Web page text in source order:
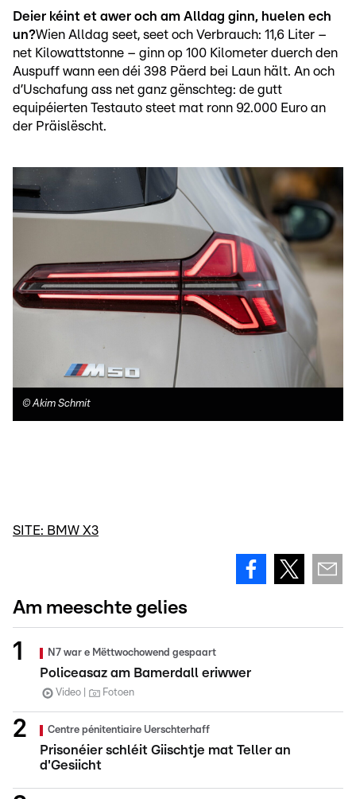
Deier kéint et awer och am Alldag ginn, huelen ech
un?Wien Alldag seet, seet och Verbrauch: 11,6 Liter –
net Kilowattstonne – ginn op 100 Kilometer duerch den
Auspuff wann een déi 398 Päerd bei Laun hält. An och
d’Uschafung ass net ganz gënschteg: de gutt
equipéierten Testauto steet mat ronn 92.000 Euro an
der Präislëscht.
©Akim Schmit
SITE: BMW X3
Am meeschte gelies
N7 war e Mëttwochowend gespaart
Policeasaz am Bamerdall eriwwer
Video Fotoen
Centre pénitentiaire Uerschterhaff
Prisonéier schléit Giischtje mat Teller an
d'Gesiicht